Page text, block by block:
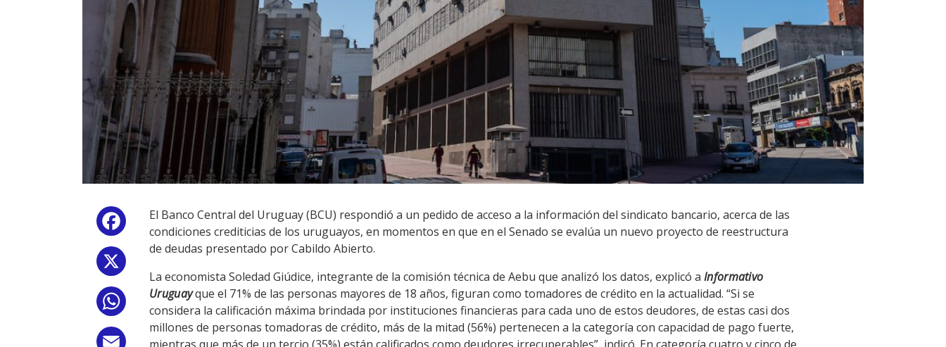
Facebook
WhatsApp
El Banco Central del Uruguay (BCU) respondió a un pedido de acceso a la información del sindicato bancario, acerca de las
condiciones crediticias de los uruguayos, en momentos en que en el Senado se evalúa un nuevo proyecto de reestructura
de deudas presentado por Cabildo Abierto.
La economista Soledad Giúdice, integrante de la comisión técnica de Aebu que analizó los datos, explicó a Informativo
Uruguayque el 71% de las personas mayores de 18 años, figuran como tomadores de crédito en la actualidad. “Si se
considera la calificación máxima brindada por instituciones financieras para cada uno de estos deudores, de estas casi dos
millones de personas tomadoras de crédito, más de la mitad (56%) pertenecen a la categoría con capacidad de pago fuerte,